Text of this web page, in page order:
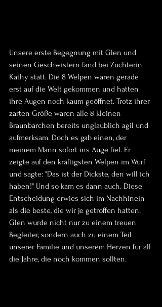
Unsere erste Begegnung mit Glen und
seinen Geschwistern fand bei Züchterin
Kathy statt. Die 8 Welpen waren gerade
erst auf die Welt gekommen und hatten
ihre Augen noch kaum geöffnet. Trotz ihrer
zarten Größe waren alle 8 kleinen
Braunbärchen bereits unglaublich agil und
aufmerksam. Doch es gab einen, der
meinem Mann sofort ins Auge fiel. Er
zeigte auf den kräftigsten Welpen im Wurf
und sagte: "Das ist der Dickste, den will ich
haben!" Und so kam es dann auch. Diese
Entscheidung erwies sich im Nachhinein
als die beste, die wir je getroffen hatten.
Glen wurde nicht nur zu einem treuen
Begleiter, sondern auch zu einem Teil
unserer Familie und unserem Herzen für all
die Jahre, die noch kommen sollten.